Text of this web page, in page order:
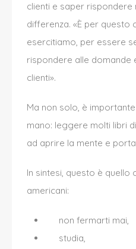
clienti e saper rispondere
differenza. «È per questo
esercitiamo, per essere
rispondere alle domande
clienti».
Ma non solo, è
mano: leggere molti libri
ad aprire la mente e
In sintesi, questo è quello
americani:
non fermarti mai,
studia,